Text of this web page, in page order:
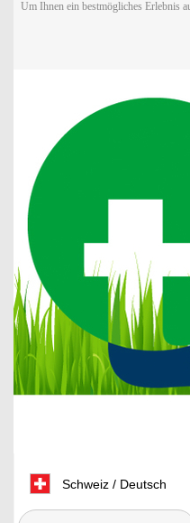
Um Ihnen ein bestmögliches Erlebnis
Schweiz / Deutsch